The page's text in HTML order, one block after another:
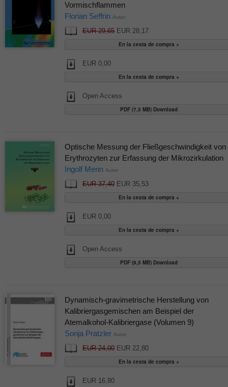
Vormischflammen
Florian Seffrin Autor
EUR 29,65EUR 28,17
EUR 0,00
Open Access
PDF (7,5 MB) Download
Optische Messung der Fließgeschwindigkeit von
Erythrozyten zur Erfassung der Mikrozirkulation
Ingolf Menn Autor
EUR 37,40EUR 35,53
EUR 0,00
Open Access
PDF (9,5 MB) Download
Dynamisch-gravimetrische Herstellung von
Kalibriergasgemischen am Beispiel der
Atemalkohol-Kalibriergase (Volumen 9)
Sonja Pratzler Autor
EUR 24,00EUR 22,80
EUR 16,80